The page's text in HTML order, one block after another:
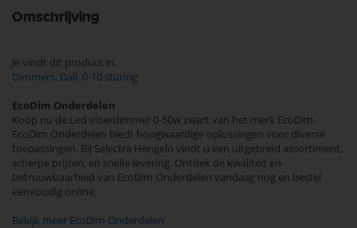
Omschrijving
Je vindt dit product in;
Dimmers, Dali, 0-10 sturing
EcoDim Onderdelen
Koop nu de Led vloerdimmer 0-50w zwart van het merk EcoDim.
EcoDim Onderdelen biedt hoogwaardige oplossingen voor diverse
toepassingen. Bij Selectra Hengelo vindt u een uitgebreid assortiment,
scherpe prijzen, en snelle levering. Ontdek de kwaliteit en
betrouwbaarheid van EcoDim Onderdelen vandaag nog en bestel
eenvoudig online.
Bekijk meer EcoDim Onderdelen